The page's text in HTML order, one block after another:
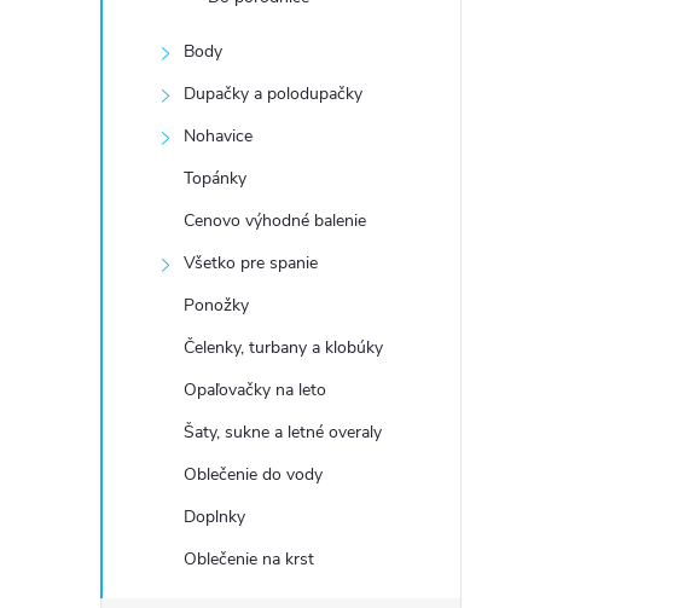
Body
Dupačky a polodupačky
Nohavice
Topánky
Cenovo výhodné balenie
Všetko pre spanie
Ponožky
Čelenky, turbany a klobúky
Opaľovačky na leto
Šaty, sukne a letné overaly
Oblečenie do vody
Doplnky
Oblečenie na krst